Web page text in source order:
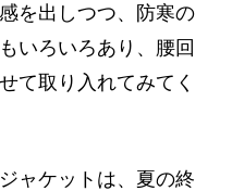
を出しつつ、防寒の
いろいろあり、腰回
て取り入れてみてく
ャケットは、夏の終